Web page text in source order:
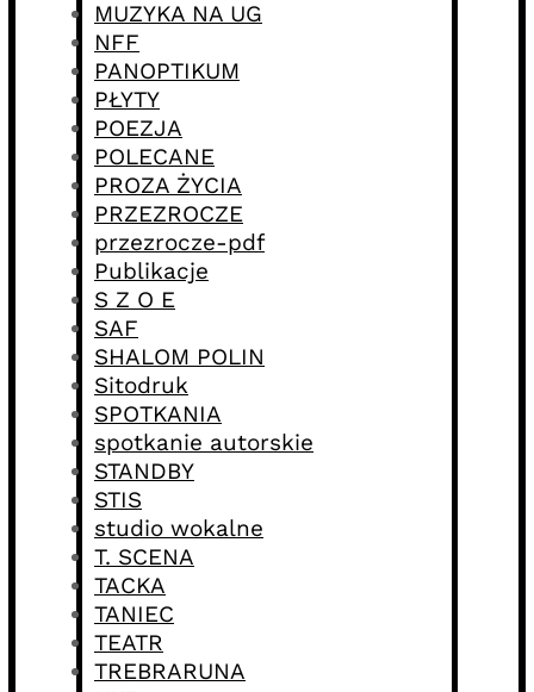
MUZYKA NA UG
NFF
PANOPTIKUM
PŁYTY
POEZJA
POLECANE
PROZA ŻYCIA
PRZEZROCZE
przezrocze-pdf
Publikacje
S Z O E
SAF
SHALOM POLIN
Sitodruk
SPOTKANIA
spotkanie autorskie
STANDBY
STIS
studio wokalne
T. SCENA
TACKA
TANIEC
TEATR
TREBRARUNA